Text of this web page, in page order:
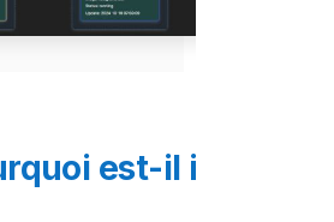
est-il